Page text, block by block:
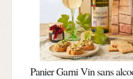
Panier Garni Vin sans